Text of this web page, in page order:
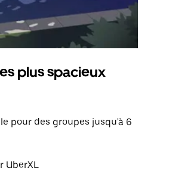
plus spacieux
pour des groupes jusqu'à 6
UberXL